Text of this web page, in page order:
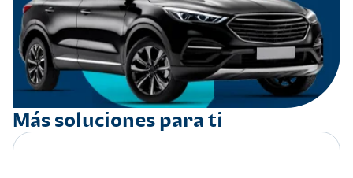
Más soluciones para ti